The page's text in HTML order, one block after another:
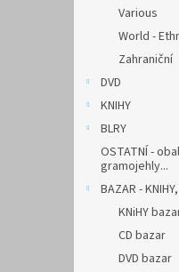
Various
World -
Zahraniční
DVD
KNIHY
BLRY
OSTATNÍ -
gramojehly...
BAZAR -
KNiHY
CD bazar
DVD bazar